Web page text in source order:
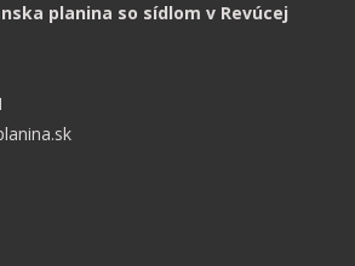
planina so sídlom v Revúcej